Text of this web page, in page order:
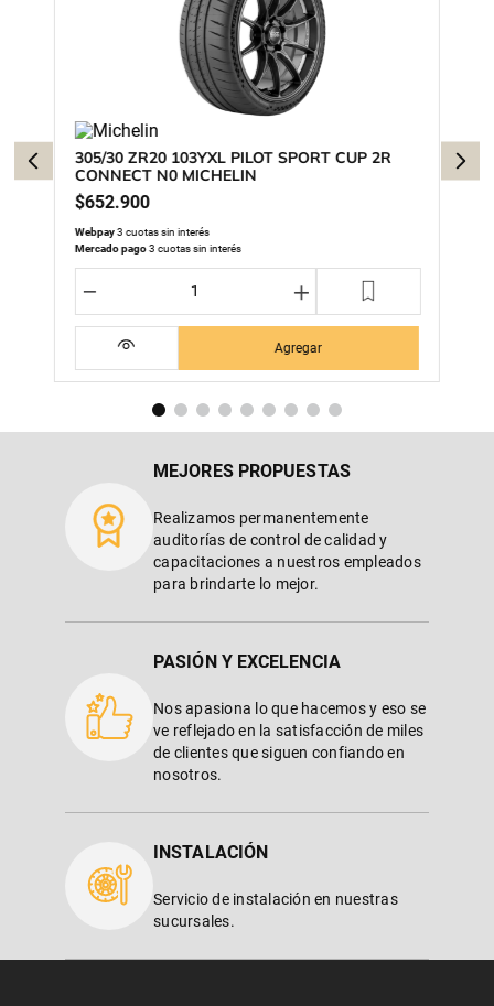
305/30 ZR20 103YXL PILOT SPORT CUP 2R
CONNECT N0 MICHELIN
$652.900
Webpay3 cuotas sin interés
Mercado pago3 cuotas sin interés
＋
－
Agregar
MEJORES PROPUESTAS
Realizamos permanentemente
auditorías de control de calidad y
capacitaciones a nuestros empleados
para brindarte lo mejor.
PASIÓN Y EXCELENCIA
Nos apasiona lo que hacemos y eso se
ve reflejado en la satisfacción de miles
de clientes que siguen confiando en
nosotros.
INSTALACIÓN
Servicio de instalación en nuestras
sucursales.